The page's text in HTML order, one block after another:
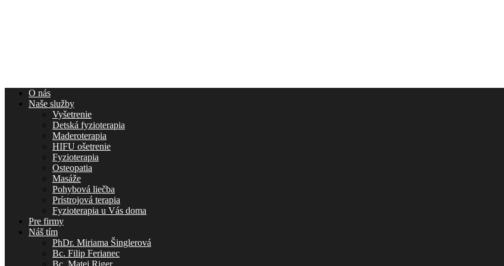
O nás
Naše služby
Vyšetrenie
Detská fyzioterapia
Maderoterapia
HIFU ošetrenie
Fyzioterapia
Osteopatia
Masáže
Pohybová liečba
Prístrojová terapia
Fyzioterapia u Vás doma
Pre firmy
Náš tím
PhDr. Miriama Šinglerová
Bc. Filip Ferianec